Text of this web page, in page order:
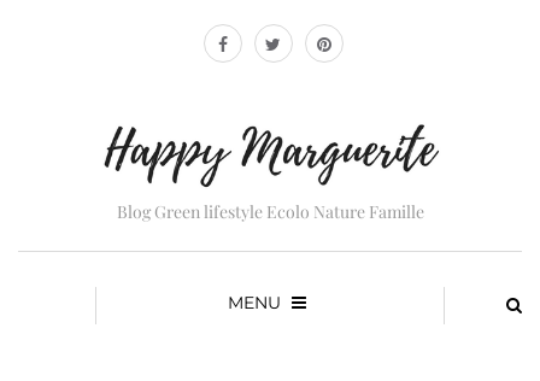
Blog Green lifestyle Ecolo Nature Famille
MENU